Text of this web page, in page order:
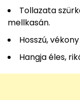
Tollazata
mellkasán.
Hosszú,
Hangja éles,